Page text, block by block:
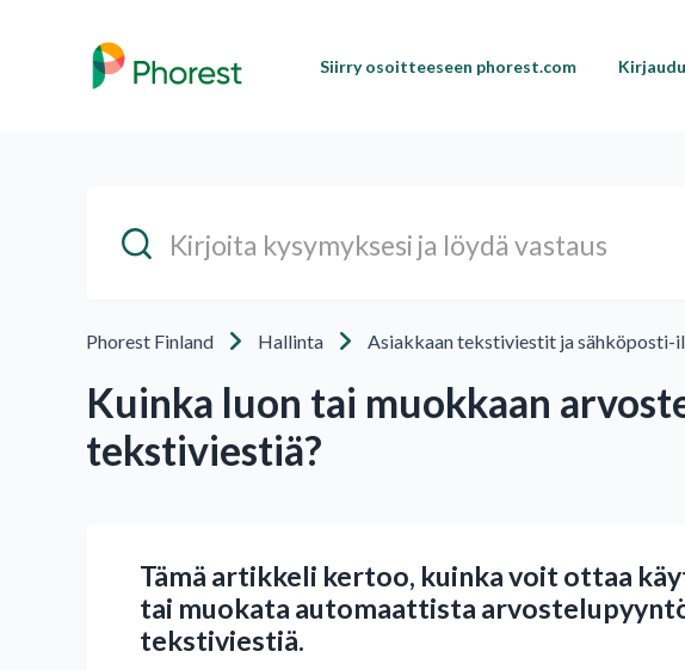
Siirry osoitteeseen phorest.com
Phorest Finland Hallinta Asiakkaan tekstiviestit ja sähköposti-
Kuinka luon tai muokkaan
tekstiviestiä?
Tämä artikkeli kertoo, kuinka voit ottaa
tai muokata automaattista
tekstiviestiä.